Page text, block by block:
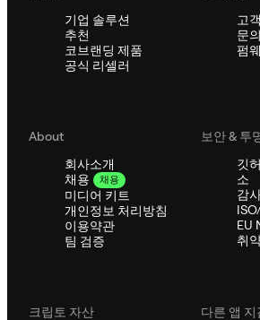
기업 솔루션
추천
코브랜딩 제품
공식 리셀러
고
문
펌
About
회사소개
채용
채용
미디어 키트
개인정보 처리방침
이용약관
팀 검증
보안 & 투
깃
소
감
EU
취
크립토 자산
다른 앱